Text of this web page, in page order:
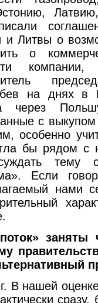
и Литвы о
о
на днях в
через
с
особенно
бы рядом с
тему с
Если
нами
заняты
В нашей
сразу,